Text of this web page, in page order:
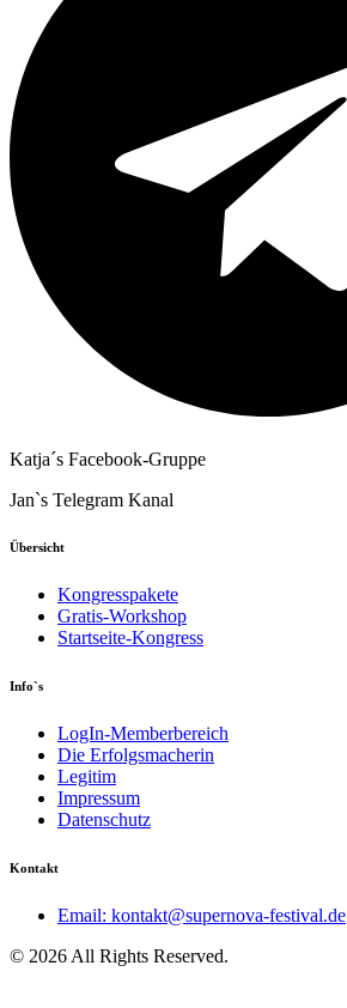
Katja´s Facebook-Gruppe
Jan`s Telegram Kanal
Übersicht
Kongresspakete
Gratis-Workshop
Startseite-Kongress
Info`s
LogIn-Memberbereich
Die Erfolgsmacherin
Legitim
Impressum
Datenschutz
Kontakt
Email: kontakt@supernova-festival.de
© 2026 All Rights Reserved.